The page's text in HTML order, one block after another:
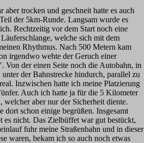
trocken und geschneit hatte es auch
der 5km-Runde. Langsam wurde es
Rechtzeitig vor dem Start noch eine
welche sich mit dem
Rhythmus. Nach 500 Metern kam
irgendwo wehte der Geruch einer
Von der einen Seite noch die Autobahn, in
der Bahnstrecke hindurch, parallel zu
Inzwischen hatte ich meine Platzierung
Auch ich hatte ja für die 5 Kilometer
welcher aber nur der Sicherheit diente.
schon einige begrüßen. Insgesamt
es nicht. Das Zielbüffet war gut bestückt,
fuhr meine Straßenbahn und in dieser
waren, bekam ich so auch noch etwas